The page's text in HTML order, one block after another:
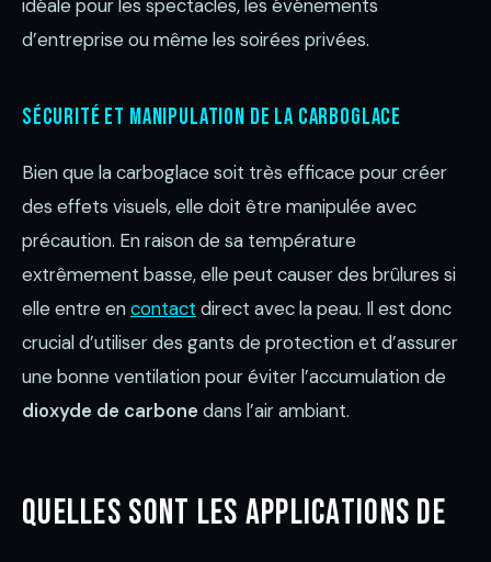
idéale pour les spectacles, les événements
d’entreprise ou même les soirées privées.
Sécurité et manipulation de la carboglace
Bien que la carboglace soit très efficace pour créer
des effets visuels, elle doit être manipulée avec
précaution. En raison de sa température
extrêmement basse, elle peut causer des brûlures si
elle entre encontact direct avec la peau. Il est donc
crucial d’utiliser des gants de protection et d’assurer
une bonne ventilation pour éviter l’accumulation de
dioxyde de carbone dans l’air ambiant.
Quelles sont les applications de